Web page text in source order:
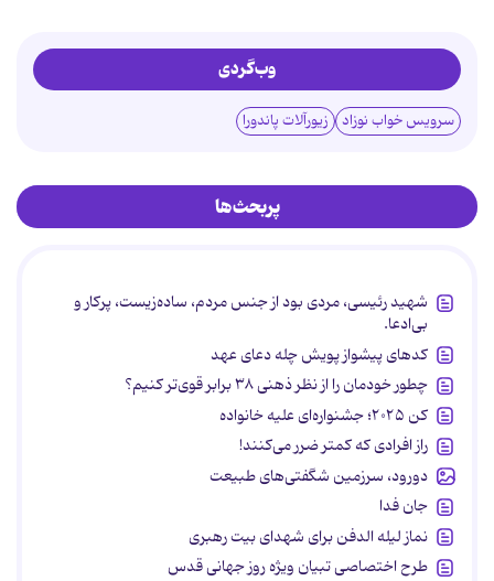
وب‌گردی
سرویس خواب نوزاد زیورآلات پاندورا
پربحث‌ها
شهید رئیسی، مردی بود از جنس مردم، ساده‌زیست، پرکار و
بی‌ادعا.
کدهای پیشواز پویش چله دعای عهد
چطور خودمان را از نظر ذهنی ۳۸ برابر قوی‌تر کنیم؟
کن ۲۰۲۵؛ جشنواره‌ای علیه خانواده
راز افرادی که کمتر ضرر می‌کنند!
دورود، سرزمین شگفتی‌های طبیعت
جان فدا
نماز لیله الدفن برای شهدای بیت رهبری
طرح اختصاصی تبیان ویژه روز جهانی قدس